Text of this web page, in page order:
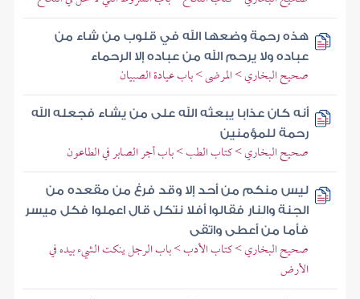
هذه رحمة وضعها الله في قلوب من شاء من
عباده ولا يرحم الله من عباده إلا الرحماء
صحيح البخاري > المرضى > باب عيادة الصبيان
أنه كان عذابا يبعثه الله على من يشاء فجعله الله
رحمة للمؤمنين
صحيح البخاري > كتاب الطب > باب أجر الصابر في الطاعون
ليس منكم من أحد إلا وقد فرغ من مقعده من
الجنة والنار فقالوا أفلا نتكل قال اعملوا فكل ميسر
فأما من أعطى واتقى
صحيح البخاري > كتاب الأدب > باب الرجل ينكت الشيء بيده في
الأرض